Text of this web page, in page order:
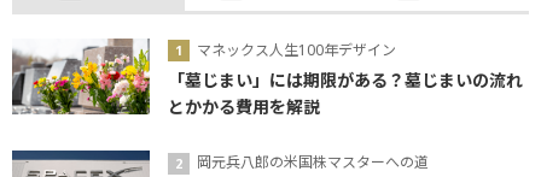
マネックス人生100年デザイン
「墓じまい」には期限がある？墓じまいの流れ
とかかる費用を解説
岡元兵八郎の米国株マスターへの道